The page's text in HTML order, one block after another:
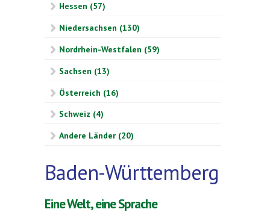
Hessen (57)
Niedersachsen (130)
Nordrhein-Westfalen (59)
Sachsen (13)
Österreich (16)
Schweiz (4)
Andere Länder (20)
Baden-Württemberg
Eine Welt, eine Sprache